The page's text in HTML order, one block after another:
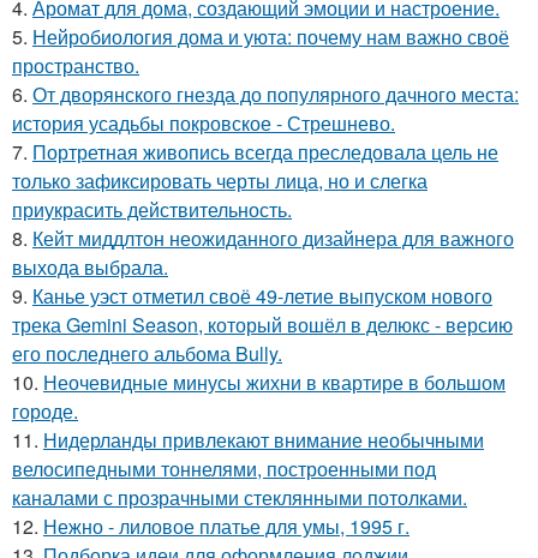
4. Аромат для дома, создающий эмоции и настроение.
5. Нейробиология дома и уюта: почему нам важно своё
пространство.
6. От дворянского гнезда до популярного дачного места:
история усадьбы покровское - Стрешнево.
7. Портретная живопись всегда преследовала цель не
только зафиксировать черты лица, но и слегка
приукрасить действительность.
8. Кейт миддлтон неожиданного дизайнера для важного
выхода выбрала.
9. Канье уэст отметил своё 49-летие выпуском нового
трека Gemini Season, который вошёл в делюкс - версию
его последнего альбома Bully.
10. Неочевидные минусы жихни в квартире в большом
городе.
11. Нидерланды привлекают внимание необычными
велосипедными тоннелями, построенными под
каналами с прозрачными стеклянными потолками.
12. Нежно - лиловое платье для умы, 1995 г.